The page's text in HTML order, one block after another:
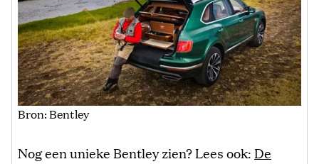
Bron: Bentley
Nog een unieke Bentley zien? Lees ook: De